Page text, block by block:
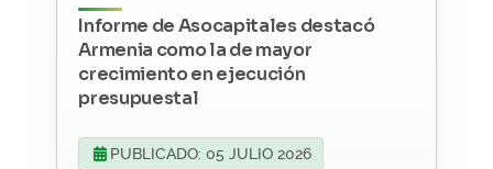
Informe de Asocapitales destacó
Armenia como la de mayor
crecimiento en ejecución
presupuestal
PUBLICADO: 05 JULIO 2026